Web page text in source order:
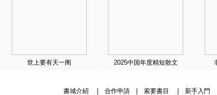
世上要有天一阁 2025中国年度精短散文
書城介紹 合作申請| 索要書目 新手入門